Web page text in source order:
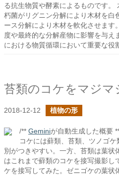
る抗生物質や酵素によるものです。
朽菌がリグニン分解により木材を白
ース分解により木材を軟化させます
度や最終的な分解産物に影響を与え
における物質循環において重要な役
苔類のコケをマジマ
2018-12-12 植物の形
/** Geminiが自動生成した概要
コケには蘚類、苔類、ツノゴ
別がつきやすい。一方、苔類は葉状
はこれまで蘚類のコケを接写撮影し
ケを接写してみた。ゼニゴケの葉状